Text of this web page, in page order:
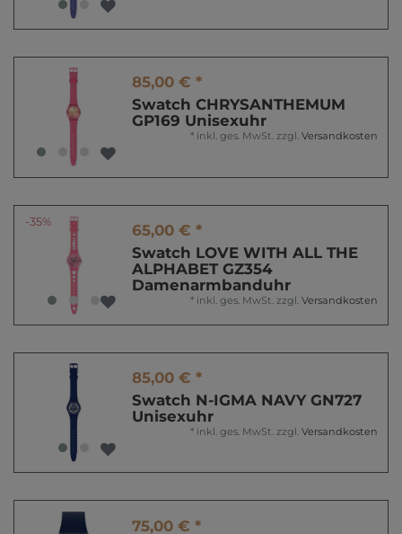
85,00 € *
Swatch CHRYSANTHEMUM
GP169 Unisexuhr
* inkl. ges. MwSt. zzgl. Versandkosten
-35%
65,00 € *
Swatch LOVE WITH ALL THE
ALPHABET GZ354
Damenarmbanduhr
* inkl. ges. MwSt. zzgl. Versandkosten
85,00 € *
Swatch N-IGMA NAVY GN727
Unisexuhr
* inkl. ges. MwSt. zzgl. Versandkosten
75,00 € *